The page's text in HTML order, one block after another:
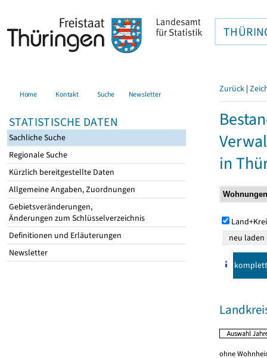
Home Kontakt Suche Newsletter
STATISTISCHE DATEN
Sachliche Suche
Regionale Suche
Kürzlich bereitgestellte Daten
Allgemeine Angaben, Zuordnungen
Gebietsveränderungen,
Änderungen zum Schlüsselverzeichnis
Definitionen und Erläuterungen
Newsletter
Zurück |
in
komplett
ohne